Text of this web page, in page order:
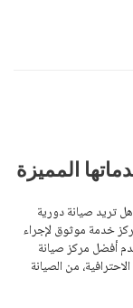
المميزة
تريد صيانة دورية
خدمة موثوق لإجراء
أفضل مركز صيانة
من الصيانة